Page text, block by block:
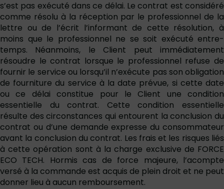
s’est pas exécuté dans ce délai. Le contrat est considéré
comme résolu à la réception par le professionnel de la
lettre ou de l’écrit l’informant de cette résolution, à
moins que le professionnel ne se soit exécuté entre-
temps. Néanmoins, le Client peut immédiatement
résoudre le contrat lorsque le professionnel refuse de
fournir le service ou lorsqu’il n’exécute pas son obligation
de fourniture du service à la date prévue, si cette date
ou ce délai constitue pour le Client une condition
essentielle du contrat. Cette condition essentielle
résulte des circonstances qui entourent la conclusion du
contrat ou d’une demande expresse du consommateur
avant la conclusion du contrat. Les frais et les risques liés
à cette opération sont à la charge exclusive de FORCE
ECO TECH. Hormis cas de force majeure, l’acompte
versé à la commande est acquis de plein droit et ne peut
donner lieu à aucun remboursement.